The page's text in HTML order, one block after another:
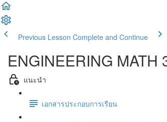
Previous Lesson Complete and Continue
ENGINEERING MATH
แนะนำ
เอกสารประกอบการเรียน